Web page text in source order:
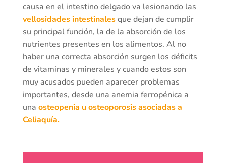
causa en el intestino delgado va lesionando las
vellosidades intestinalesque dejan de cumplir
su principal función, la de la absorción de los
nutrientes presentes en los alimentos. Al no
haber una correcta absorción surgen los déficits
de vitaminas y minerales y cuando estos son
muy acusados pueden aparecer problemas
importantes, desde una anemia ferropénica a
una osteopenia u osteoporosis asociadas a
Celiaquía.